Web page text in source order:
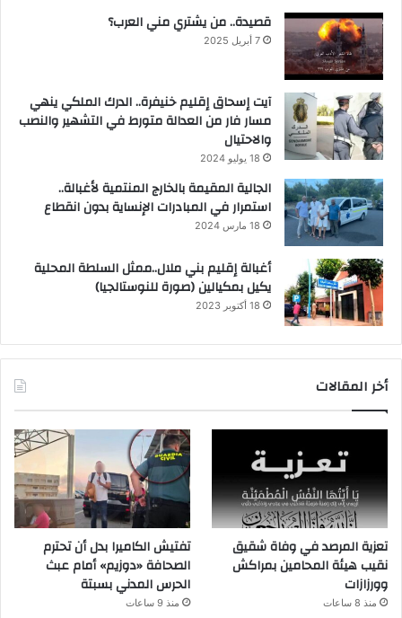
قصيدة.. من يشتري مني العرب؟
7 أبريل 2025
آيت إسحاق إقليم خنيفرة.. الدرك الملكي ينهي
مسار فار من العدالة متورط في التشهير والنصب
والاحتيال
18 يوليو 2024
الجالية المقيمة بالخارج المنتمية لأغبالة..
استمرار في المبادرات الإنساية بدون انقطاع
18 مارس 2024
أغبالة إقليم بني ملال..ممثل السلطة المحلية
يكيل بمكيالين (صورة للنوستالجيا)
18 أكتوبر 2023
أخر المقالات
تعزية المرصد في وفاة شقيق
نقيب هيئة المحامين بمراكش
وورزازات
منذ 8 ساعات
تفتيش الكاميرا بدل أن تحترم
الصحافة «دوزيم» أمام عبث
الحرس المدني بسبتة
منذ 9 ساعات